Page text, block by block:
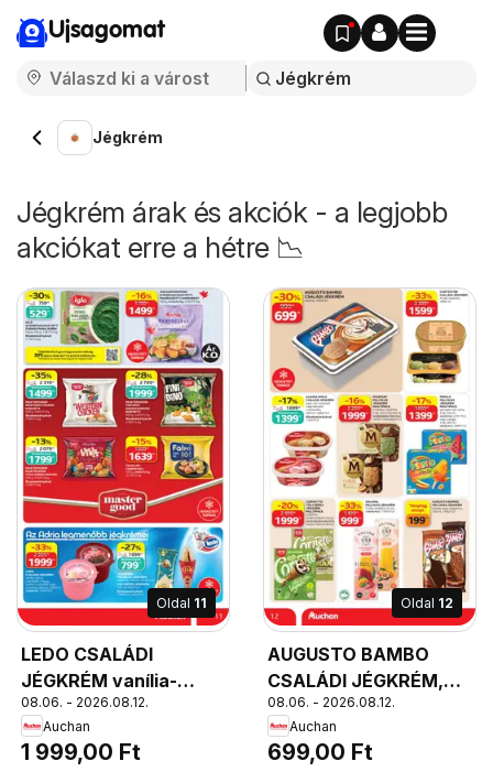
Ujsagomat
Jégkrém
Jégkrém árak és akciók - a legjobb
akciókat erre a hétre 📉
Oldal 11
LEDO CSALÁDI
JÉGKRÉM vanília-
puncs, csokoládé-
meggy, LEDO CSALÁDI
JÉGKRÉM vanília-
08.06. - 2026.08.12.
Auchan
1 999,00 Ft
Oldal 12
AUGUSTO BAMBO
CSALÁDI JÉGKRÉM,
vanília, 1000 ml
08.06. - 2026.08.12.
Auchan
699,00 Ft